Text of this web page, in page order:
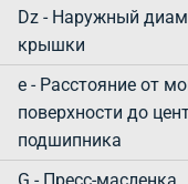
Dz - Наружный
крышки
e - Расстояние от
поверхности до
подшипника